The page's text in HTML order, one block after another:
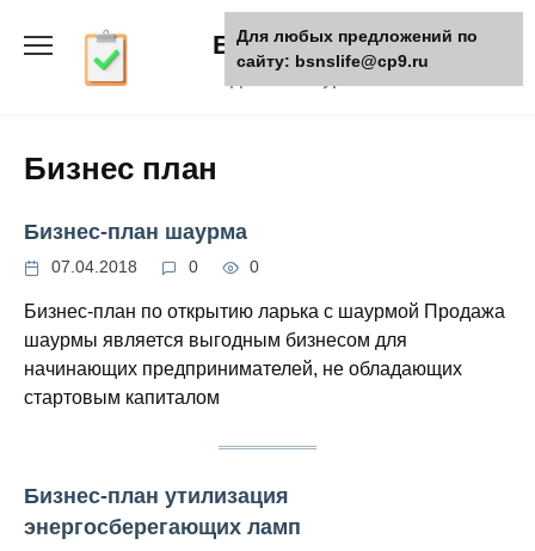
БизнесЖизнь
Бизнес план
Бизнес-план шаурма
07.04.2018 0 0
Бизнес-план по открытию ларька с шаурмой Продажа
шаурмы является выгодным бизнесом для
начинающих предпринимателей, не обладающих
стартовым капиталом
Бизнес-план утилизация
энергосберегающих ламп
Для любых предложений по
сайту: bsnslife@cp9.ru